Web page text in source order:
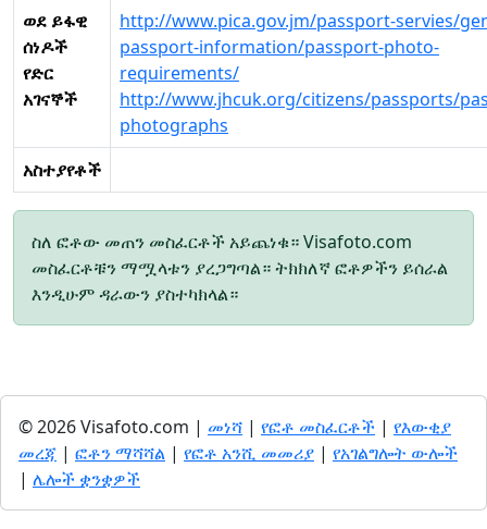
ወደ ይፋዊ
ሰነዶች
የድር
አገናኞች
http://www.pica.gov.jm/passport-servies/
passport-information/passport-photo-
requirements/
http://www.jhcuk.org/citizens/passports/
photographs
አስተያየቶች
ስለ ፎቶው መጠን መስፈርቶች አይጨነቁ። Visafoto.com
መስፈርቶቹን ማሟላቱን ያረጋግጣል። ትክክለኛ ፎቶዎችን ይሰራል
እንዲሁም ዳራውን ያስተካክላል።
© 2026 Visafoto.com | መነሻ | የፎቶ መስፈርቶች | የእውቂያ
መረጃ | ፎቶን ማሻሻል | የፎቶ አንሺ መመሪያ | የአገልግሎት ውሎች
| ሌሎች ቋንቋዎች